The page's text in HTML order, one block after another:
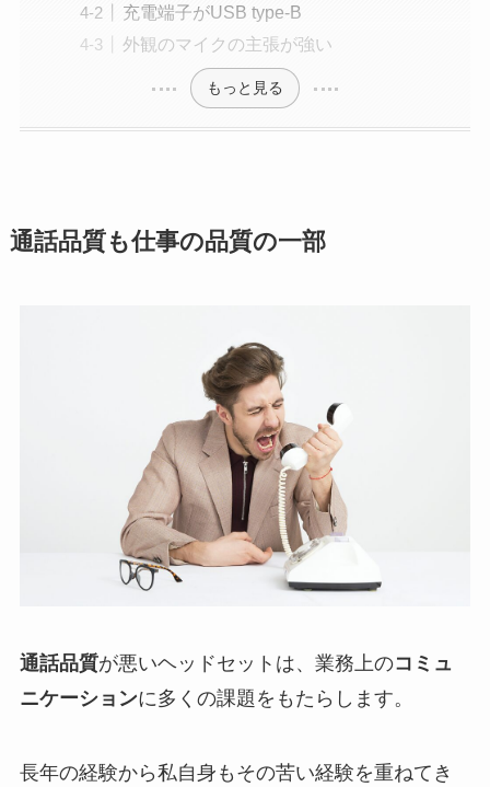
充電端子がUSB type-B
外観のマイクの主張が強い
もっと見る
通話品質も仕事の品質の一部
通話品質が悪いヘッドセットは、業務上のコミュ
ニケーションに多くの課題をもたらします。
長年の経験から私自身もその苦い経験を重ねてき